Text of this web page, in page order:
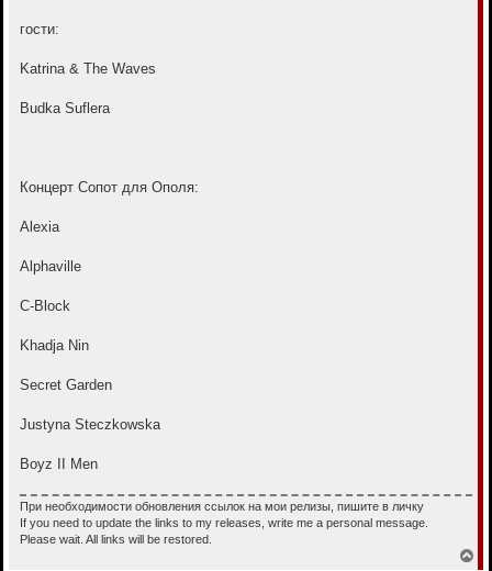
гости:
Katrina & The Waves
Budka Suflera
Концерт Сопот для Ополя:
Alexia
Alphaville
C-Block
Khadja Nin
Secret Garden
Justyna Steczkowska
Boyz II Men
При необходимости обновления ссылок на мои релизы, пишите в личку
If you need to update the links to my releases, write me a personal message.
Please wait. All links will be restored.